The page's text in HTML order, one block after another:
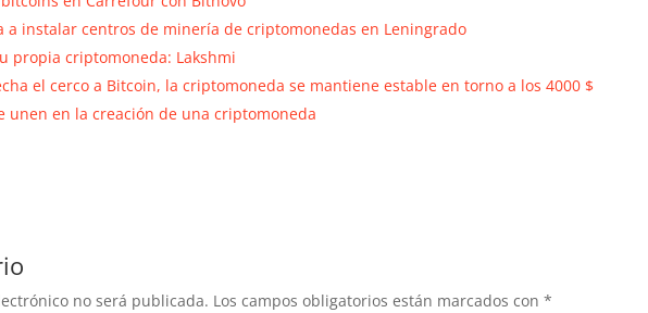
a instalar centros de minería de criptomonedas en Leningrado
propia criptomoneda: Lakshmi
el cerco a Bitcoin, la criptomoneda se mantiene estable en torno a los 4000 $
unen en la creación de una criptomoneda
no será publicada. Los campos obligatorios están marcados con*